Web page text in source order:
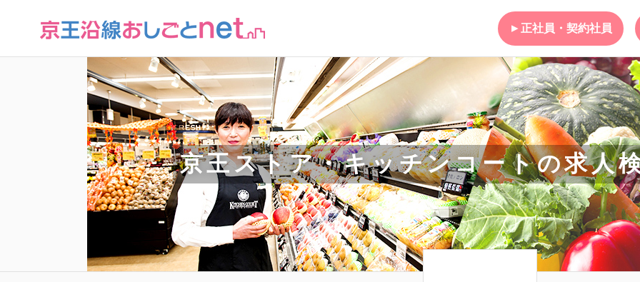
正社員・契約社員
京王ストア・キッチンコートの求人